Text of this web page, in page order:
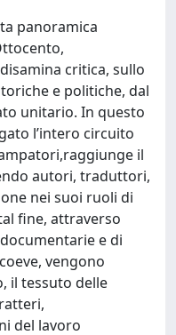
panoramica
critica, sullo
e politiche, dal
unitario. In questo
l’intero circuito
il
autori, traduttori,
nei suoi ruoli di
fine, attraverso
e di
vengono
il tessuto delle
del lavoro